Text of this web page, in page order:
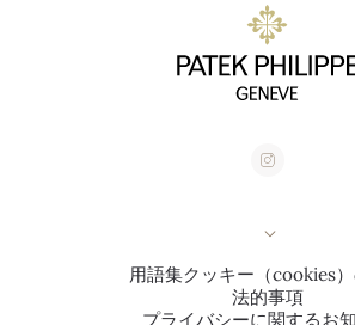
用語集クッキー（cookies
法的事項
プライバシーに関するお